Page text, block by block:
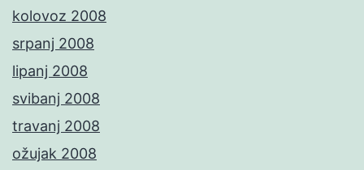
kolovoz 2008
srpanj 2008
lipanj 2008
svibanj 2008
travanj 2008
ožujak 2008